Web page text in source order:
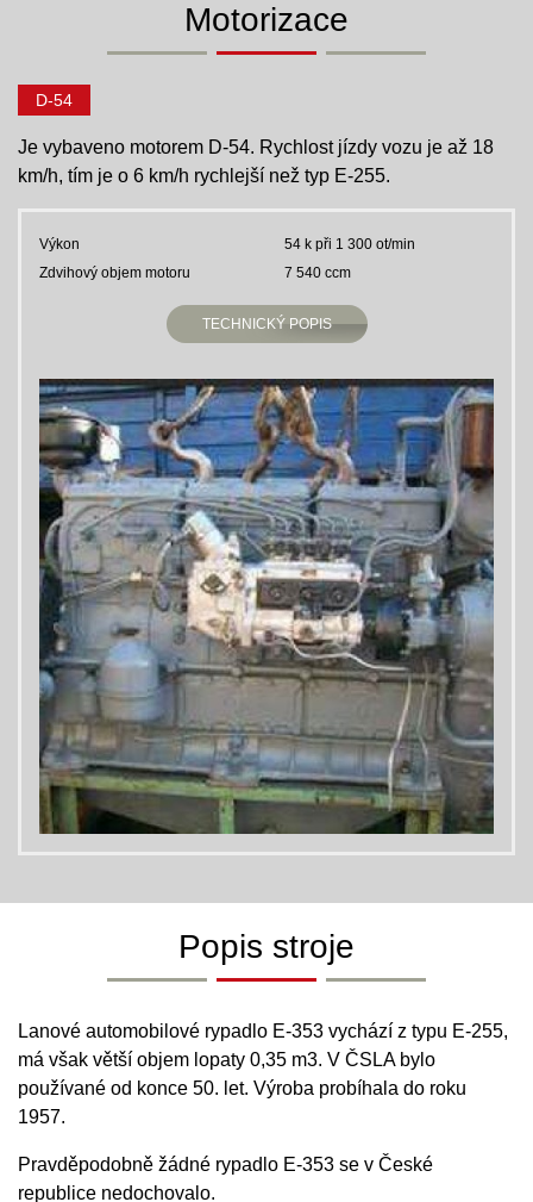
Motorizace
Výkon
54 k při 1 300 ot/min
Zdvihový objem motoru
7 540 ccm
TECHNICKÝ POPIS
D-54
Je vybaveno motorem D-54. Rychlost jízdy vozu je až 18
km/h, tím je o 6 km/h rychlejší než typ E-255.
Popis stroje
Lanové automobilové rypadlo E-353 vychází z typu E-255,
má však větší objem lopaty 0,35 m3. V ČSLA bylo
používané od konce 50. let. Výroba probíhala do roku
1957.
Pravděpodobně žádné rypadlo E-353 se v České
republice nedochovalo.